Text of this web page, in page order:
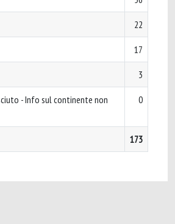
22
17
3
- Info sul continente non
0
173